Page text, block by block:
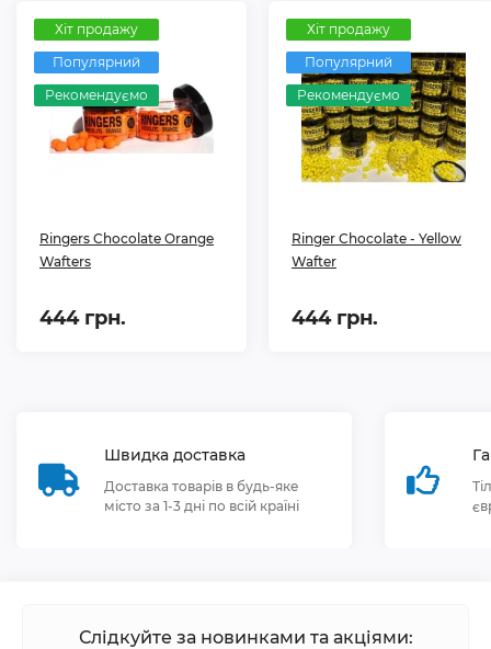
Хіт продажу
Популярний
Рекомендуємо
Ringers Chocolate Orange
Wafters
444 грн.
Хіт продажу
Популярний
Рекомендуємо
Ringer Chocolate - Yellow
Wafter
444 грн.
Швидка доставка
Доставка товарів в будь-яке
місто за 1-3 дні по всій країні
Слідкуйте за новинками та акціями: